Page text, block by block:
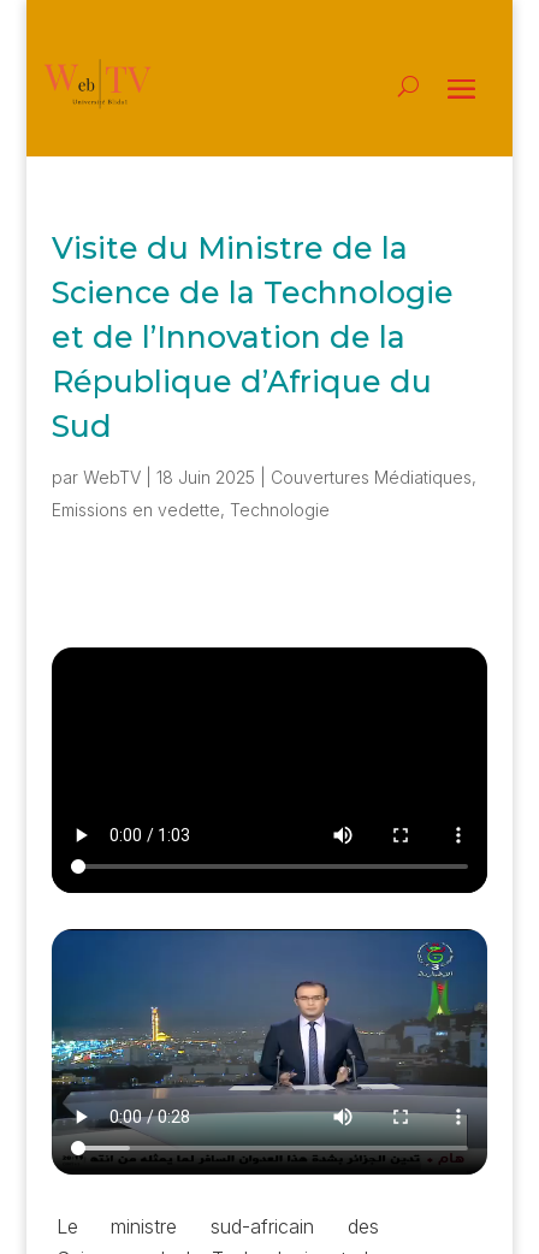
Visite du Ministre de la
Science de la Technologie
et de l’Innovation de la
République d’Afrique du
Sud
par WebTV| 18 Juin 2025 Couvertures Médiatiques,
Emissions en vedette, Technologie
Le ministre sud-africain des